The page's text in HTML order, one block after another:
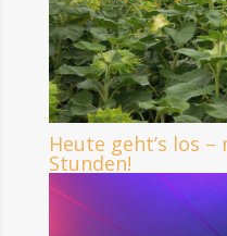
Heute geht’s los
Stunden!